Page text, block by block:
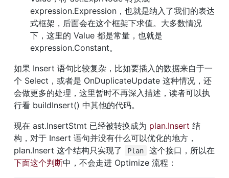
expression.Expression，也就是纳入了我们的表达
式框架，后面会在这个框架下求值。大多数情况
下，这里的 Value 都是常量，也就是
expression.Constant。
如果 Insert 语句比较复杂，比如要插入的数据来自于一
个 Select，或者是 OnDuplicateUpdate 这种情况，还
会做更多的处理，这里暂时不再深入描述，读者可以执
行看 buildInsert() 中其他的代码。
现在 ast.InsertStmt 已经被转换成为 plan.Insert 结
构，对于 Insert 语句并没有什么可以优化的地方，
plan.Insert 这个结构只实现了
Plan
这个接口，所以在
下面这个判断中，不会走进 Optimize 流程：